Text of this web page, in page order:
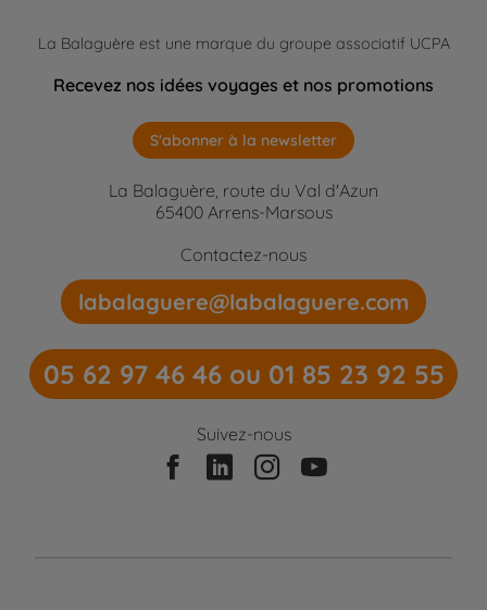
La Balaguère est une marque du groupe associatif UCPA
Recevez nos idées voyages et nos promotions
S'abonner à la newsletter
La Balaguère, route du Val d'Azun
65400 Arrens-Marsous
Contactez-nous
labalaguere@labalaguere.com
05 62 97 46 46 ou 01 85 23 92 55
Suivez-nous